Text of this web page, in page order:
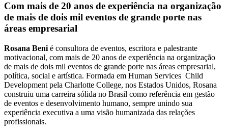
Com mais de 20 anos de experiência na organização
de mais de dois mil eventos de grande porte nas
áreas empresarial
Rosana Beni é consultora de eventos, escritora e palestrante
motivacional, com mais de 20 anos de experiência na organização
de mais de dois mil eventos de grande porte nas áreas empresarial,
política, social e artística. Formada em Human Services Child
Development pela Charlotte College, nos Estados Unidos, Rosana
construiu uma carreira sólida no Brasil como referência em gestão
de eventos e desenvolvimento humano, sempre unindo sua
experiência executiva a uma visão humanizada das relações
profissionais.